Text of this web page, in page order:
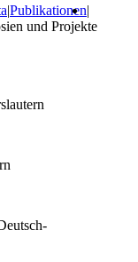
|Publikationen|
und Projekte